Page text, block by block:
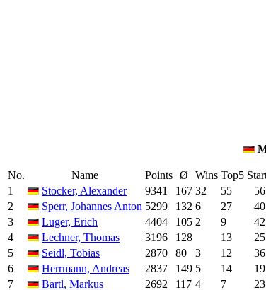
No. Name Points Ø Wins Top5
1
Stocker, Alexander 9341 167 32 55 56
2
Sperr, Johannes Anton 5299 132 6 27 40
3
Luger, Erich 4404 105 2 9 42
4
Lechner, Thomas 3196 128 13 25
5
Seidl, Tobias 2870 80 3 12 36
6
Herrmann, Andreas 2837 149 5 14 19
7
Bartl, Markus 2692 117 4 7 23